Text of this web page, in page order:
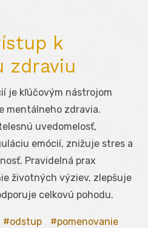
k
zdraviu
je kľúčovým nástrojom
mentálneho zdravia.
uvedomelosť,
emócií, znižuje stres a
Pravidelná prax
životných výziev, zlepšuje
celkovú pohodu.
odstup
pomenovanie